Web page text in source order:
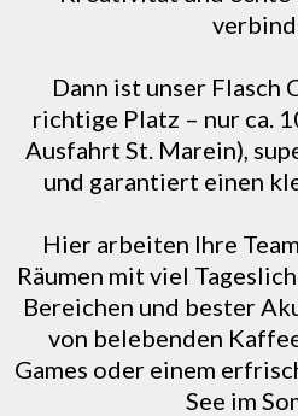
Dann ist unser Flasch
richtige Platz – nur ca.
Ausfahrt St. Marein),
und garantiert einen
Hier arbeiten Ihre
Räumen mit viel
Bereichen und bester
von belebenden
Games oder einem
See im